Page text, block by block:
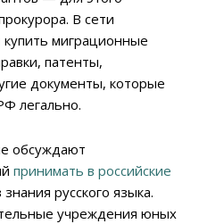
В сети
купить миграционные
патенты,
документы, которые
легально.
обсуждают
принимать в российские
знания русского языка.
учреждения юных